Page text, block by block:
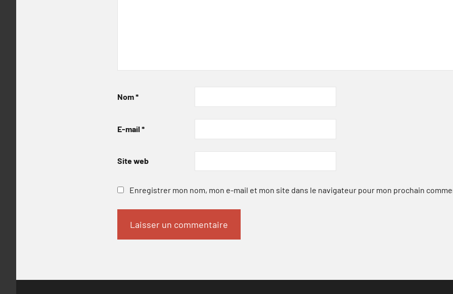
Nom*
E-mail *
Site web
Enregistrer mon nom, mon e-mail et mon site dans le navigateur pour mon prochain